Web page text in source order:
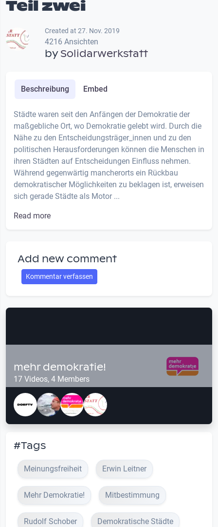
Teil zwei
Created at 27. Nov. 2019
4216 Ansichten
bySolidarwerkstatt
Beschreibung Embed
Städte waren seit den Anfängen der Demokratie der
maßgebliche Ort, wo Demokratie gelebt wird. Durch die
Nähe zu den Entscheidungsträger_innen und zu den
politischen Herausforderungen können die Menschen in
ihren Städten auf Entscheidungen Einfluss nehmen.
Während gegenwärtig mancherorts ein Rückbau
demokratischer Möglichkeiten zu beklagen ist, erweisen
sich gerade Städte als Motor ...
Read more
Add new comment
Kommentar verfassen
mehr demokratie!
17 Videos, 4 Members
#Tags
Meinungsfreiheit Erwin Leitner
Mehr Demokratie! Mitbestimmung
Rudolf Schober Demokratische Städte